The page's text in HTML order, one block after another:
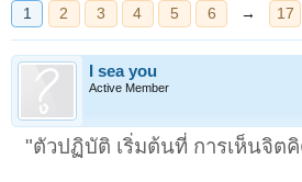
I sea you
Active Member
"ตัวปฏิบัติ เริ่มต้นที่ การเห็นจิต